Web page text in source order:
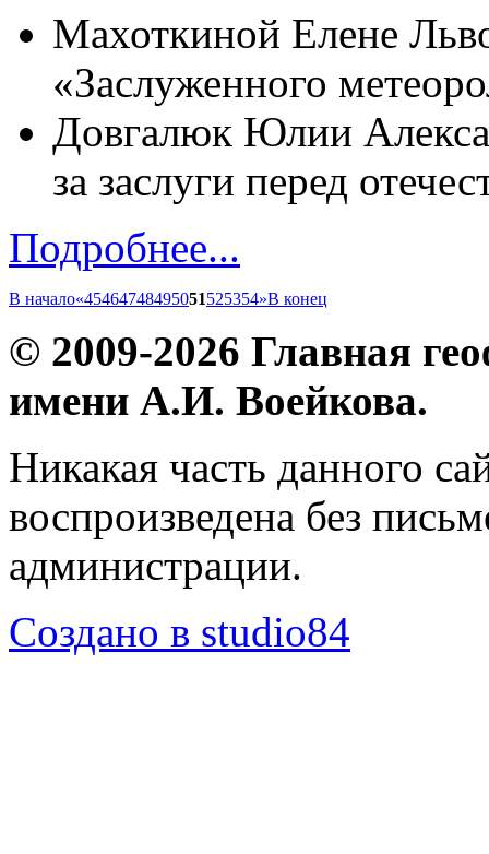
Махоткиной Елене
«Заслуженного
Довгалюк Юлии
за заслуги перед
Подробнее...
В начало«45464748495051525354»В конец
© 2009-2026 Главная
имени А.И. Воейкова.
Никакая часть данного
воспроизведена без
администрации.
Создано в studio84